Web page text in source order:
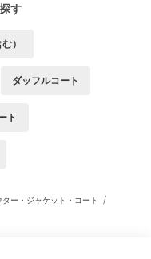
す
）
ダッフルコート
ト
ター・ジャケット・コート /